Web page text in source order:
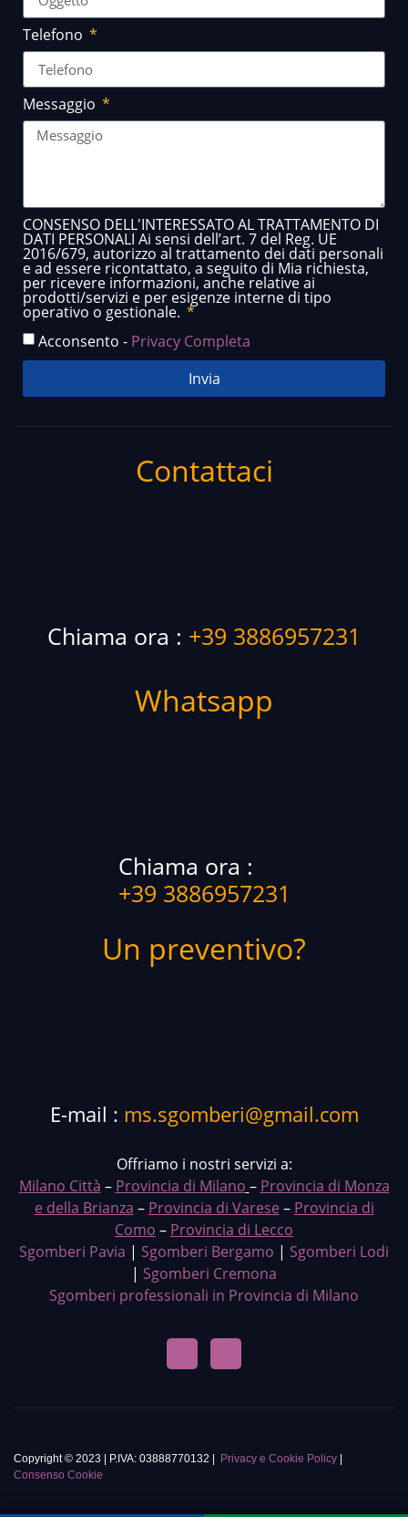
Telefono
Messaggio
CONSENSO DELL'INTERESSATO AL TRATTAMENTO DI
DATI PERSONALI Ai sensi dell’art. 7 del Reg. UE
2016/679, autorizzo al trattamento dei dati personali
e ad essere ricontattato, a seguito di Mia richiesta,
per ricevere informazioni, anche relative ai
prodotti/servizi e per esigenze interne di tipo
operativo o gestionale.
Acconsento - Privacy Completa
Invia
Contattaci
Chiama ora : +39 3886957231
Whatsapp
Chiama ora :
+39 3886957231
Un preventivo?
E-mail : ms.sgomberi@gmail.com
Offriamo i nostri servizi a:
Milano Città – Provincia di Milano – Provincia di Monza
e della Brianza – Provincia di Varese – Provincia di
Como – Provincia di Lecco
Sgomberi Pavia | Sgomberi Bergamo | Sgomberi Lodi
| Sgomberi Cremona
Sgomberi professionali in Provincia di Milano
Copyright © 2023 | P.IVA: 03888770132 | Privacy e Cookie Policy |
Consenso Cookie